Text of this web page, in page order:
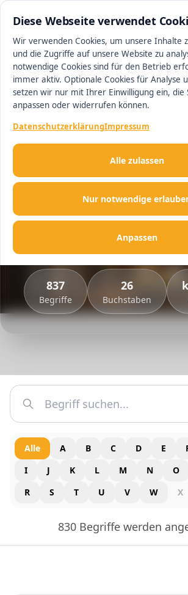
NACHSCHLAGEWERK
Ihr
Über 800 Fachbegriffe
837
Begriffe
26
Buchstaben
Alle A B C D E
I
J K L M N O
R
S T U V W X
830 Begriffe werden
Diese Webseite verwendet
Wir verwenden Cookies, um unsere Inhalte
und die Zugriffe auf unsere Website zu
notwendige Cookies sind für den Betrieb
immer aktiv. Optionale Cookies für Analyse
setzen wir nur mit Ihrer Einwilligung ein, die
anpassen oder widerrufen können.
DatenschutzerklärungImpressum
Nur notwendige
Anpassen
Alle zulassen